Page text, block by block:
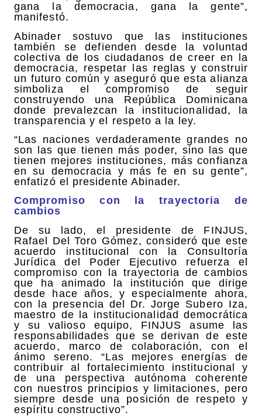
gana la democracia, gana la gente”,
manifestó.
Abinader sostuvo que las instituciones
también se defienden desde la voluntad
colectiva de los ciudadanos de creer en la
democracia, respetar las reglas y construir
un futuro común y aseguró que esta alianza
simboliza el compromiso de seguir
construyendo una República Dominicana
donde prevalezcan la institucionalidad, la
transparencia y el respeto a la ley.
“Las naciones verdaderamente grandes no
son las que tienen más poder, sino las que
tienen mejores instituciones, más confianza
en su democracia y más fe en su gente”,
enfatizó el presidente Abinader.
Compromiso con la trayectoria de
cambios
De su lado, el presidente de FINJUS,
Rafael Del Toro Gómez, consideró que este
acuerdo institucional con la Consultoría
Jurídica del Poder Ejecutivo refuerza el
compromiso con la trayectoria de cambios
que ha animado la institución que dirige
desde hace años, y especialmente ahora,
con la presencia del Dr. Jorge Subero Iza,
maestro de la institucionalidad democrática
y su valioso equipo, FINJUS asume las
responsabilidades que se derivan de este
acuerdo, marco de colaboración, con el
ánimo sereno. “Las mejores energías de
contribuir al fortalecimiento institucional y
de una perspectiva autónoma coherente
con nuestros principios y limitaciones, pero
siempre desde una posición de respeto y
espíritu constructivo”.